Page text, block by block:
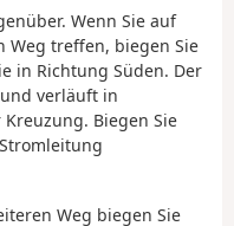
Wenn Sie auf
Weg treffen, biegen Sie
in Richtung Süden. Der
verläuft in
Biegen Sie
Weg biegen Sie